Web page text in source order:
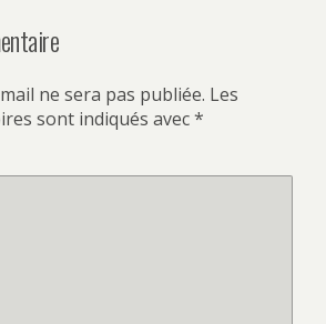
ne sera pas publiée. Les
sont indiqués avec*